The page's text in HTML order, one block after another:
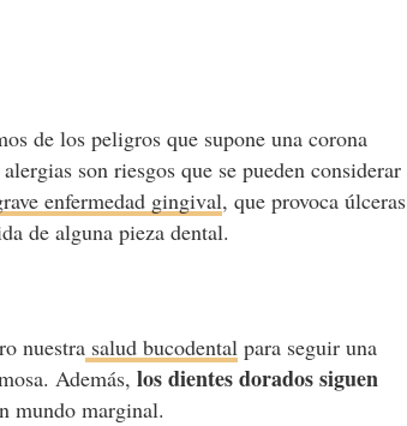
de los peligros que supone una corona
son riesgos que se pueden considerar
enfermedad gingival, que provoca úlceras
de alguna pieza dental.
nuestra salud bucodental para seguir una
Además,los dientes dorados siguen
mundo marginal.